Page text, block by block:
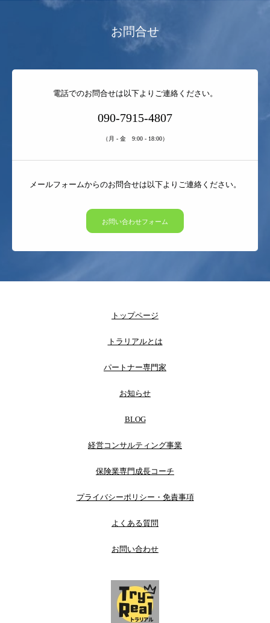
お問合せ
電話でのお問合せは以下よりご連絡ください。
090-7915-4807
（月 - 金 9:00 - 18:00）
メールフォームからのお問合せは以下よりご連絡ください。
お問い合わせフォーム
トップページ
トラリアルとは
パートナー専門家
お知らせ
BLOG
経営コンサルティング事業
保険業専門成長コーチ
プライバシーポリシー・免責事項
よくある質問
お問い合わせ